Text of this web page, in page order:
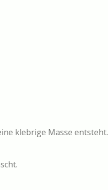
klebrige Masse entsteht.